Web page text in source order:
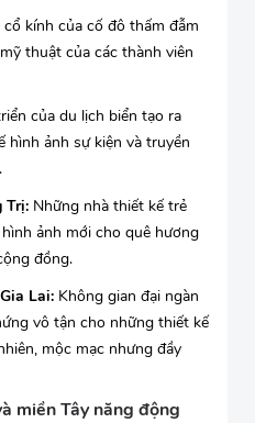
kính của cố đô thấm đẫm
thuật của các thành viên
của du lịch biển tạo ra
hình ảnh sự kiện và truyền
Trị: Những nhà thiết kế trẻ
ảnh mới cho quê hương
đồng.
Lai: Không gian đại ngàn
vô tận cho những thiết kế
mộc mạc nhưng đầy
miền Tây năng động